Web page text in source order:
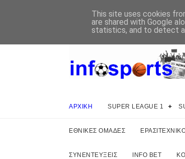
ΑΡΧΙΚΗ SUPER LEAGUE 1
ΕΘΝΙΚΕΣ ΟΜΑΔΕΣ
ΣΥΝΕΝΤΕΥΞΕΙΣ INFO BET
This site uses cookies
are shared with Google
statistics, and to detect